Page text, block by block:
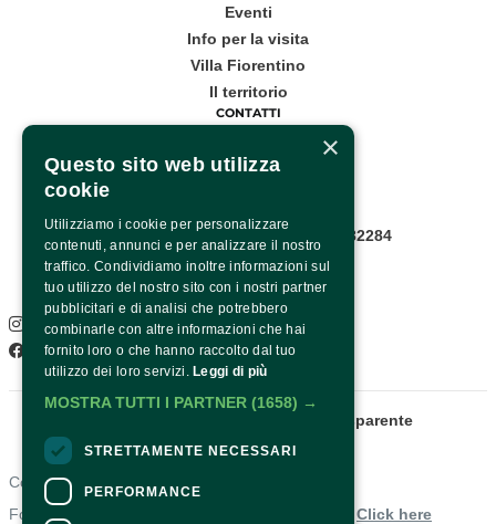
Eventi
Info per la visita
Villa Fiorentino
Il territorio
CONTATTI
Corso Italia, 53
Infopoint WhatsApp: +39 081 8782284
Pagina contatti
SOCIAL
Instagram
Facebook
Amministrazione trasparente
Contacts
For information and support in purchasing tickets Click here
×
Questo sito web utilizza
cookie
Utilizziamo i cookie per personalizzare
contenuti, annunci e per analizzare il nostro
traffico. Condividiamo inoltre informazioni sul
tuo utilizzo del nostro sito con i nostri partner
pubblicitari e di analisi che potrebbero
combinarle con altre informazioni che hai
fornito loro o che hanno raccolto dal tuo
utilizzo dei loro servizi. Leggi di più
MOSTRA TUTTI I PARTNER (1658) →
STRETTAMENTE NECESSARI
PERFORMANCE